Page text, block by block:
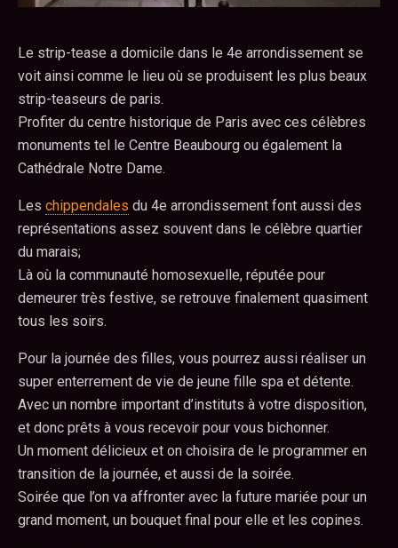
Le strip-tease a domicile dans le 4e arrondissement se
voit ainsi comme le lieu où se produisent les plus beaux
strip-teaseurs de paris.
Profiter du centre historique de Paris avec ces célèbres
monuments tel le Centre Beaubourg ou également la
Cathédrale Notre Dame.
Les chippendales du 4e arrondissement font aussi des
représentations assez souvent dans le célèbre quartier
du marais;
Là où la communauté homosexuelle, réputée pour
demeurer très festive, se retrouve finalement quasiment
tous les soirs.
Pour la journée des filles, vous pourrez aussi réaliser un
super enterrement de vie de jeune fille spa et détente.
Avec un nombre important d’instituts à votre disposition,
et donc prêts à vous recevoir pour vous bichonner.
Un moment délicieux et on choisira de le programmer en
transition de la journée, et aussi de la soirée.
Soirée que l’on va affronter avec la future mariée pour un
grand moment, un bouquet final pour elle et les copines.